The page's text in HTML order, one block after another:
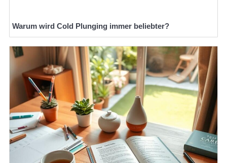
Warum wird Cold Plunging immer beliebter?